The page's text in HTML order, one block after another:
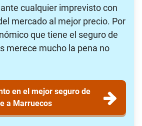
cualquier imprevisto con
mercado al mejor precio. Por
que tiene el seguro de
merece mucho la pena no
en el mejor seguro de
a Marruecos